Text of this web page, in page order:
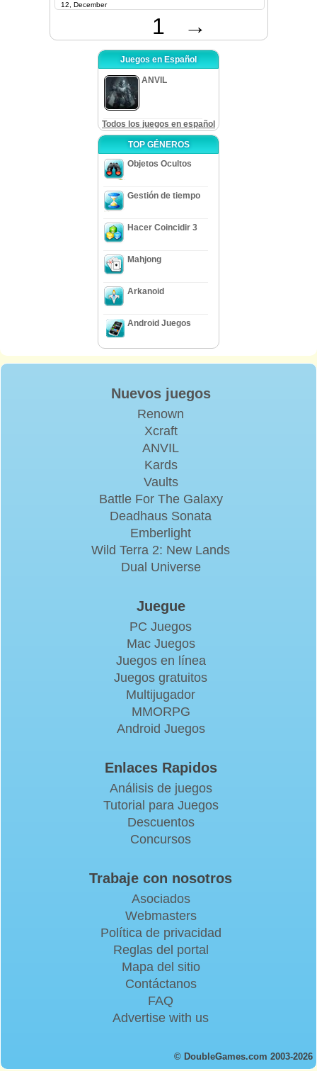
12, December
1 →
Juegos en Español
ANVIL
Todos los juegos en español
TOP GÉNEROS
Objetos Ocultos
Gestión de tiempo
Hacer Coincidir 3
Mahjong
Arkanoid
Android Juegos
Nuevos juegos
Renown
Xcraft
ANVIL
Kards
Vaults
Battle For The Galaxy
Deadhaus Sonata
Emberlight
Wild Terra 2: New Lands
Dual Universe
Juegue
PC Juegos
Mac Juegos
Juegos en línea
Juegos gratuitos
Multijugador
MMORPG
Android Juegos
Enlaces Rapidos
Análisis de juegos
Tutorial para Juegos
Descuentos
Concursos
Trabaje con nosotros
Asociados
Webmasters
Política de privacidad
Reglas del portal
Mapa del sitio
Contáctanos
FAQ
Advertise with us
© DoubleGames.com 2003-2026